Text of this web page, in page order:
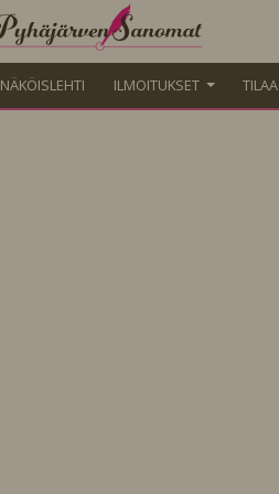
NÄKÖISLEHTI ILMOITUKSET